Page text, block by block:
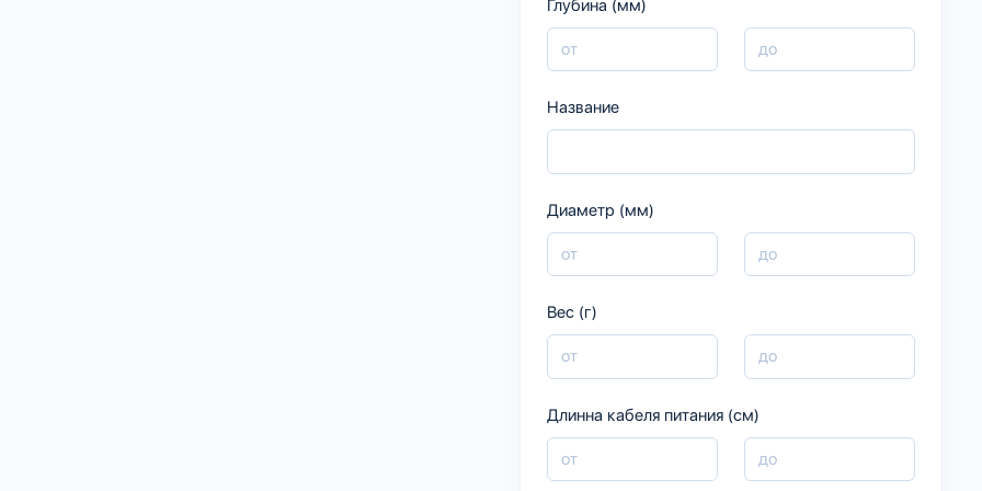
Глубина (мм)
Название
Диаметр (мм)
Вес (г)
Длинна кабеля питания (см)